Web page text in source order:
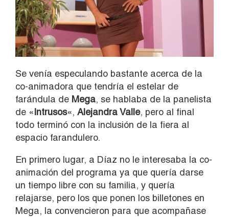
Se venía especulando bastante acerca de la
co-animadora que tendría el estelar de
farándula de Mega, se hablaba de la panelista
de «Intrusos«, Alejandra Valle, pero al final
todo terminó con la inclusión de la fiera al
espacio farandulero.
En primero lugar, a Díaz no le interesaba la co-
animación del programa ya que quería darse
un tiempo libre con su familia, y quería
relajarse, pero los que ponen los billetones en
Mega, la convencieron para que acompañase